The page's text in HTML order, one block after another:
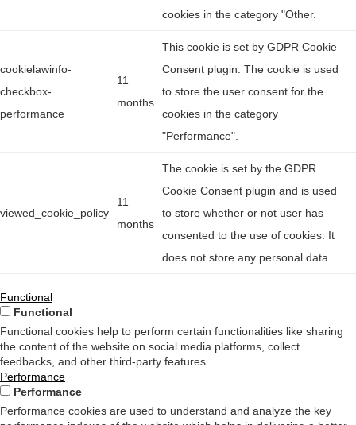
cookies in the category "Other.
cookielawinfo-
checkbox-
performance
11
months
This cookie is set by GDPR Cookie
Consent plugin. The cookie is used
to store the user consent for the
cookies in the category
"Performance".
viewed_cookie_policy
11
months
The cookie is set by the GDPR
Cookie Consent plugin and is used
to store whether or not user has
consented to the use of cookies. It
does not store any personal data.
Functional
Functional
Functional cookies help to perform certain functionalities like sharing
the content of the website on social media platforms, collect
feedbacks, and other third-party features.
Performance
Performance
Performance cookies are used to understand and analyze the key